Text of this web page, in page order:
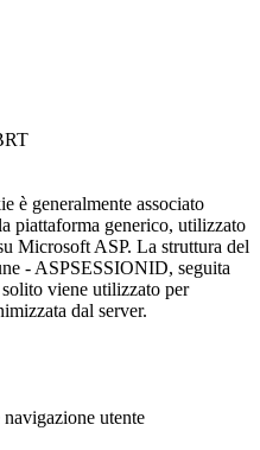
è generalmente associato
piattaforma generico, utilizzato
Microsoft ASP. La struttura del
- ASPSESSIONID, seguita
viene utilizzato per
dal server.
utente